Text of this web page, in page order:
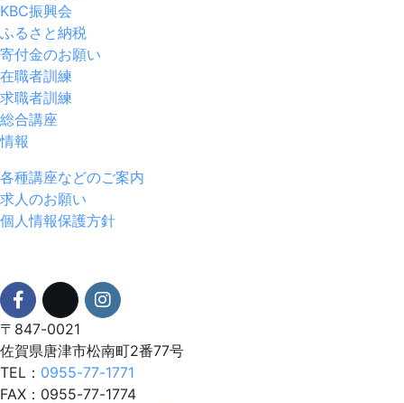
KBC振興会
ふるさと納税
寄付金のお願い
在職者訓練
求職者訓練
総合講座
情報
各種講座などのご案内
求人のお願い
個人情報保護方針
〒847-0021
佐賀県唐津市松南町2番77号
TEL： 0955-77-1771
FAX：0955-77-1774